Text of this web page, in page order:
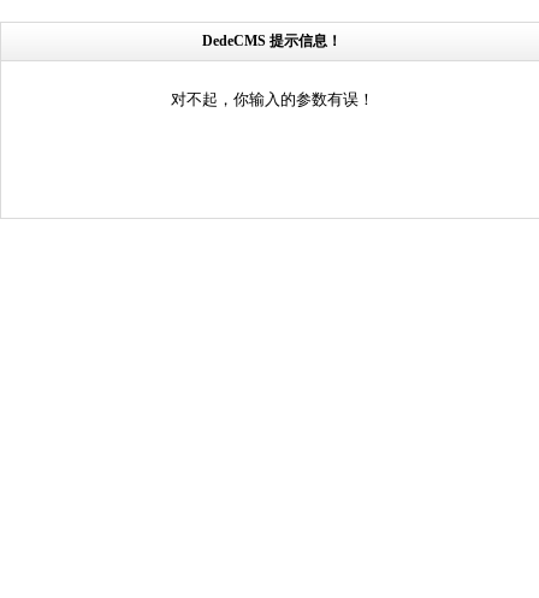
DedeCMS 提示信息！
对不起，你输入的参数有误！